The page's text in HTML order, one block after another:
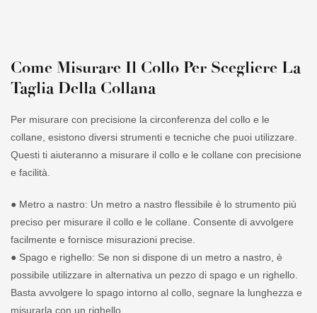
Come Misurare Il Collo Per Scegliere La
Taglia Della Collana
Per misurare con precisione la circonferenza del collo e le
collane, esistono diversi strumenti e tecniche che puoi utilizzare.
Questi ti aiuteranno a misurare il collo e le collane con precisione
e facilità.
● Metro a nastro: Un metro a nastro flessibile è lo strumento più
preciso per misurare il collo e le collane. Consente di avvolgere
facilmente e fornisce misurazioni precise.
● Spago e righello: Se non si dispone di un metro a nastro, è
possibile utilizzare in alternativa un pezzo di spago e un righello.
Basta avvolgere lo spago intorno al collo, segnare la lunghezza e
misurarla con un righello.